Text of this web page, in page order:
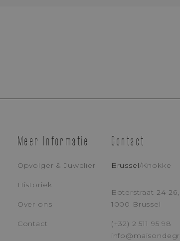
Meer Informatie
Opvolger & Juwelier
Historiek
Over ons
Contact
Contact
Brussel/Knokke
Boterstraat 24-26,
1000 Brussel
(+32) 2 511 95 98